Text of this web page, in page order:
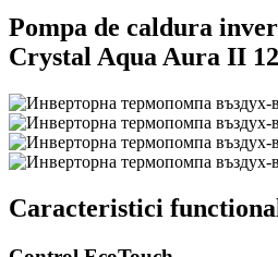
Pompa de caldura
Crystal Aqua Aura II
Caracteristici